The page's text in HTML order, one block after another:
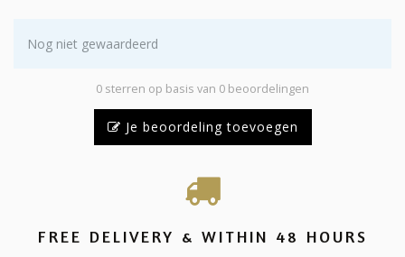
Nog niet gewaardeerd
0 sterren op basis van 0 beoordelingen
Je beoordeling toevoegen
FREE DELIVERY & WITHIN 48 HOURS